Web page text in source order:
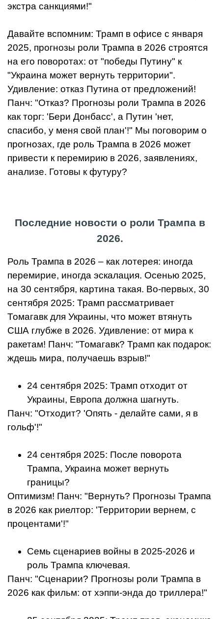
экстра санкциями!"
Давайте вспомним: Трамп в офисе с января
2025, прогнозы роли Трампа в 2026 строятся
на его поворотах: от "победы Путину" к
"Украина может вернуть территории".
Удивление: отказ Путина от предложений!
Панч: "Отказ? Прогнозы роли Трампа в 2026
как торг: 'Бери Донбасс', а Путин 'нет,
спасибо, у меня свой план'!" Мы поговорим о
прогнозах, где роль Трампа в 2026 может
привести к перемирию в 2026, заявлениях,
анализе. Готовы к футуру?
Последние новости о роли Трампа в
2026.
Роль Трампа в 2026 – как лотерея: иногда
перемирие, иногда эскалация. Осенью 2025,
на 30 сентября, картина такая. Во-первых, 30
сентября 2025: Трамп рассматривает
Томагавк для Украины, что может втянуть
США глубже в 2026. Удивление: от мира к
ракетам! Панч: "Томагавк? Трамп как подарок:
ждешь мира, получаешь взрыв!"
24 сентября 2025: Трамп отходит от
Украины, Европа должна шагнуть.
Панч: "Отходит? 'Опять - делайте сами, я в
гольф'!"
24 сентября 2025: После поворота
Трампа, Украина может вернуть
границы?
Оптимизм! Панч: "Вернуть? Прогнозы Трампа
в 2026 как риелтор: 'Территории вернем, с
процентами'!"
Семь сценариев войны в 2025-2026 и
роль Трампа ключевая.
Панч: "Сценарии? Прогнозы роли Трампа в
2026 как фильм: от хэппи-энда до триллера!"